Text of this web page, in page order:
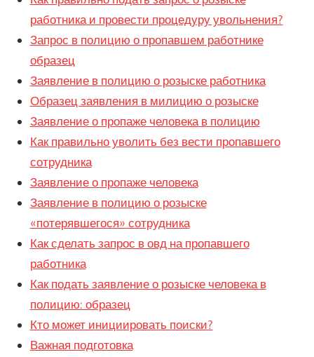
работника и провести процедуру увольнения?
Запрос в полицию о пропавшем работнике
образец
Заявление в полицию о розыске работника
Образец заявления в милицию о розыске
Заявление о пропаже человека в полицию
Как правильно уволить без вести пропавшего
сотрудника
Заявление о пропаже человека
Заявление в полицию о розыске
«потерявшегося» сотрудника
Как сделать запрос в овд на пропавшего
работника
Как подать заявление о розыске человека в
полицию: образец
Кто может инициировать поиски?
Важная подготовка